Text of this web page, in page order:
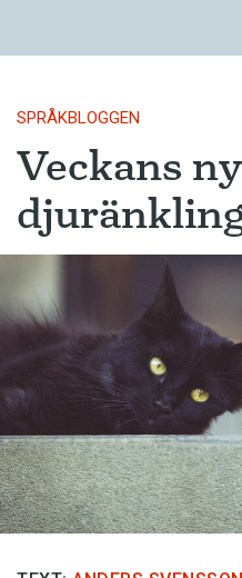
SPRÅKBLOGGEN
Veckans